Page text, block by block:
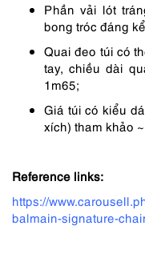
Phần vải lót
bong tróc đáng
Quai đeo túi có
tay, chiều dài
1m65;
Giá túi có kiểu
xích) tham khảo
Reference links:
https://
balmain-signature-